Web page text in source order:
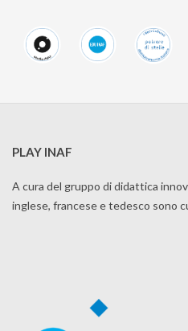
PLAY INAF
A cura del gruppo di didattica
inglese, francese e tedesco sono